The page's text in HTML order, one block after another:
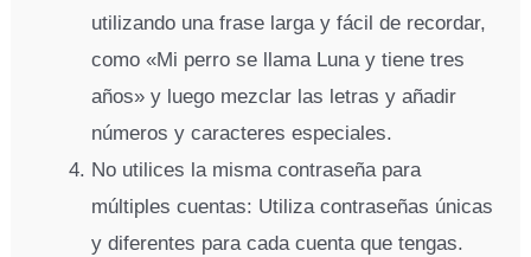
utilizando una frase larga y fácil de recordar,
como «Mi perro se llama Luna y tiene tres
años» y luego mezclar las letras y añadir
números y caracteres especiales.
No utilices la misma contraseña para
múltiples cuentas: Utiliza contraseñas únicas
y diferentes para cada cuenta que tengas.